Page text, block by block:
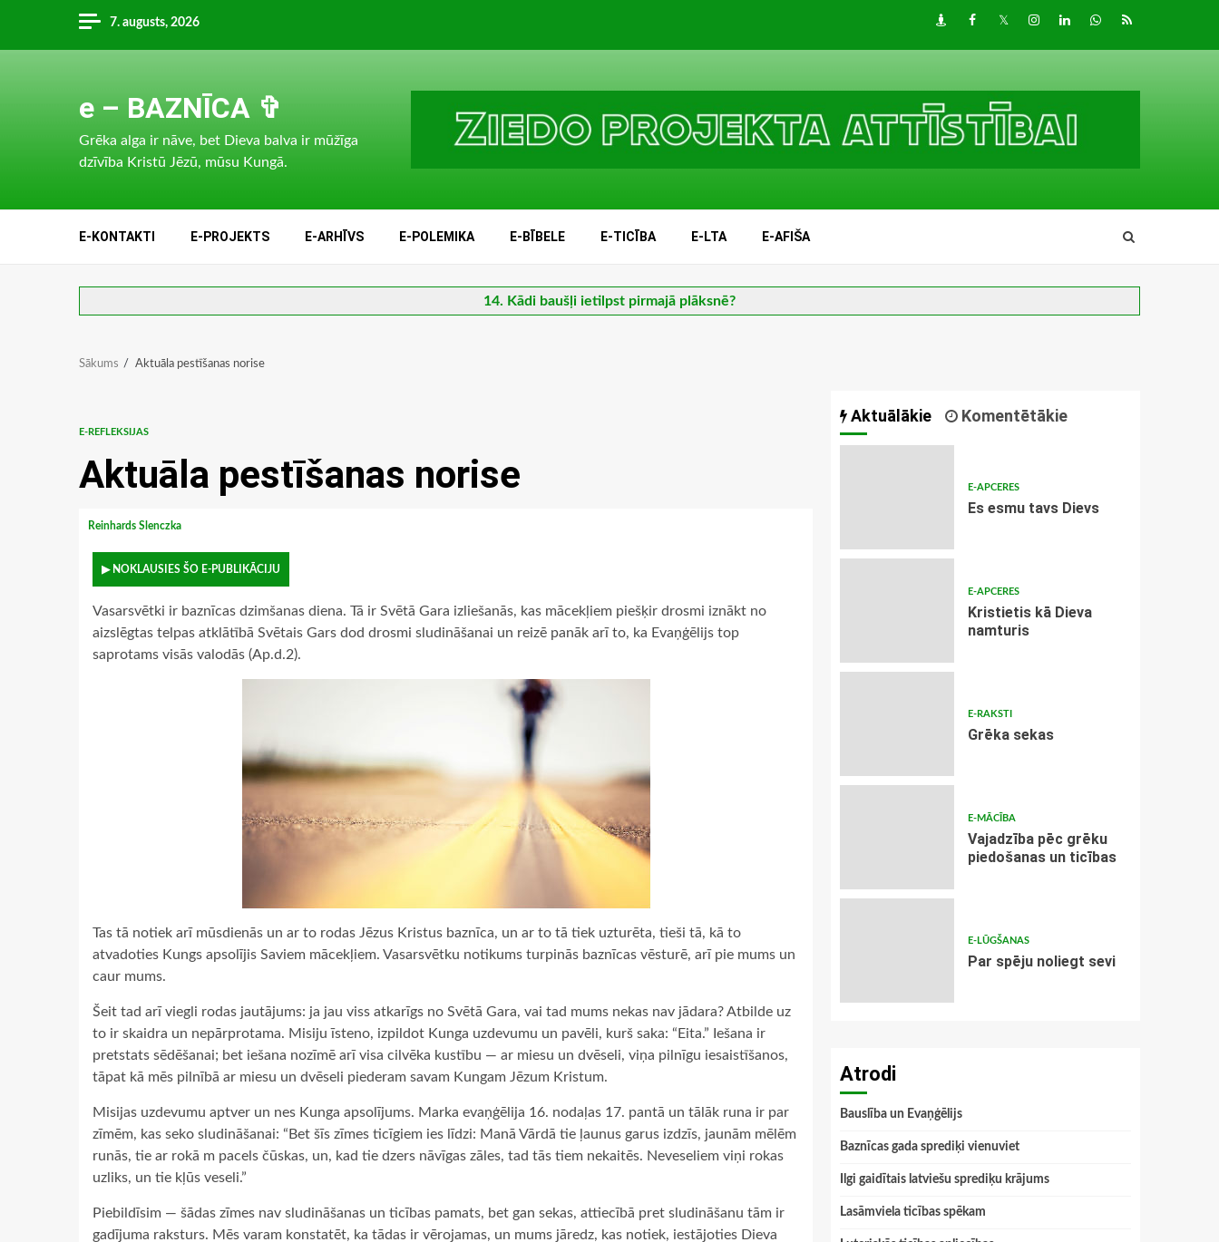
content
7. augusts, 2026 DraugiemFacebook
TwitterInstagram
LinkedInwhatsapp
RSS
e – BAZNĪCA ✞
Grēka alga ir nāve, bet Dieva balva ir mūžīga
dzīvība Kristū Jēzū, mūsu Kungā.
E-KONTAKTI E-PROJEKTS E-ARHĪVS E-POLEMIKA E-BĪBELE E-TICĪBA E-LTA E-AFIŠA
14. Kādi baušļi ietilpst pirmajā plāksnē?
Sākums Aktuāla pestīšanas norise
E-REFLEKSIJAS
Aktuāla pestīšanas norise
Reinhards Slenczka
▶ NOKLAUSIES ŠO E-PUBLIKĀCIJU
Vasarsvētki ir baznīcas dzimšanas diena. Tā ir Svētā Gara izliešanās, kas mācekļiem piešķir drosmi iznākt no
aizslēgtas telpas atklātībā Svētais Gars dod drosmi sludināšanai un reizē panāk arī to, ka Evaņģēlijs top
saprotams visās valodās (Ap.d.2).
Tas tā notiek arī mūsdienās un ar to rodas Jēzus Kristus baznīca, un ar to tā tiek uzturēta, tieši tā, kā to
atvadoties Kungs apsolījis Saviem mācekļiem. Vasarsvētku notikums turpinās baznīcas vēsturē, arī pie mums un
caur mums.
Šeit tad arī viegli rodas jautājums: ja jau viss atkarīgs no Svētā Gara, vai tad mums nekas nav jādara? Atbilde uz
to ir skaidra un nepārprotama. Misiju īsteno, izpildot Kunga uzdevumu un pavēli, kurš saka: “Eita.” Iešana ir
pretstats sēdēšanai; bet iešana nozīmē arī visa cilvēka kustību — ar miesu un dvēseli, viņa pilnīgu iesaistīšanos,
tāpat kā mēs pilnībā ar miesu un dvēseli piederam savam Kungam Jēzum Kristum.
Misijas uzdevumu aptver un nes Kunga apsolījums. Marka evaņģēlija 16. nodaļas 17. pantā un tālāk runa ir par
zīmēm, kas seko sludināšanai: “Bet šīs zīmes ticīgiem ies līdzi: Manā Vārdā tie ļaunus garus izdzīs, jaunām mēlēm
runās, tie ar rokā m pacels čūskas, un, kad tie dzers nāvīgas zāles, tad tās tiem nekaitēs. Neveseliem viņi rokas
uzliks, un tie kļūs veseli.”
Piebildīsim — šādas zīmes nav sludināšanas un ticības pamats, bet gan sekas, attiecībā pret sludināšanu tām ir
gadījuma raksturs. Mēs varam konstatēt, ka tādas ir vērojamas, un mums jāredz, kas notiek, iestājoties Dieva
Aktuālākie Komentētākie
E-APCERES
Es esmu tavs Dievs
E-APCERES
Kristietis kā Dieva
namturis
E-RAKSTI
Grēka sekas
E-MĀCĪBA
Vajadzība pēc grēku
piedošanas un ticības
E-LŪGŠANAS
Par spēju noliegt sevi
Atrodi
Bauslība un Evaņģēlijs
Baznīcas gada sprediķi vienuviet
Ilgi gaidītais latviešu sprediķu krājums
Lasāmviela ticības spēkam